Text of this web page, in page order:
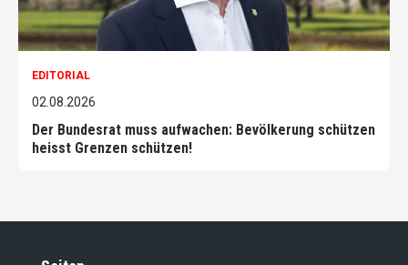
EDITORIAL
02.08.2026
Der Bundesrat muss aufwachen: Bevölkerung schützen
heisst Grenzen schützen!